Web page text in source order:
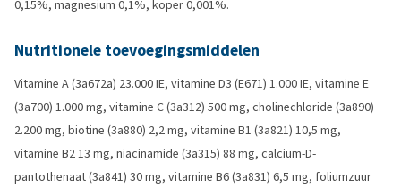
0,15%, magnesium 0,1%, koper 0,001%.
Nutritionele toevoegingsmiddelen
Vitamine A (3a672a) 23.000 IE, vitamine D3 (E671) 1.000 IE, vitamine E
(3a700) 1.000 mg, vitamine C (3a312) 500 mg, cholinechloride (3a890)
2.200 mg, biotine (3a880) 2,2 mg, vitamine B1 (3a821) 10,5 mg,
vitamine B2 13 mg, niacinamide (3a315) 88 mg, calcium-D-
pantothenaat (3a841) 30 mg, vitamine B6 (3a831) 6,5 mg, foliumzuur